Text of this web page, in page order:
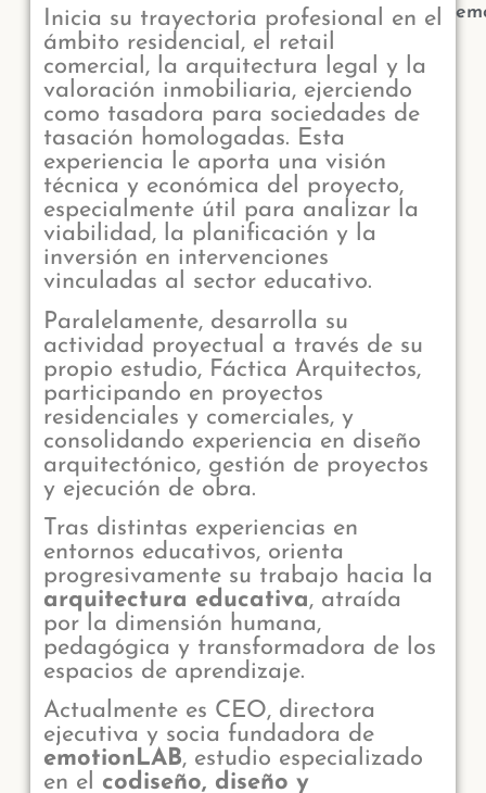
Inicia su trayectoria profesional en el
ámbito residencial, el retail
comercial, la arquitectura legal y la
valoración inmobiliaria, ejerciendo
como tasadora para sociedades de
tasación homologadas. Esta
experiencia le aporta una visión
técnica y económica del proyecto,
especialmente útil para analizar la
viabilidad, la planificación y la
inversión en intervenciones
vinculadas al sector educativo.
Paralelamente, desarrolla su
actividad proyectual a través de su
propio estudio, Fáctica Arquitectos,
participando en proyectos
residenciales y comerciales, y
consolidando experiencia en diseño
arquitectónico, gestión de proyectos
y ejecución de obra.
Tras distintas experiencias en
entornos educativos, orienta
progresivamente su trabajo hacia la
arquitectura educativa, atraída
por la dimensión humana,
pedagógica y transformadora de los
espacios de aprendizaje.
Actualmente es CEO, directora
ejecutiva y socia fundadora de
emotionLAB, estudio especializado
en el codiseño, diseño y